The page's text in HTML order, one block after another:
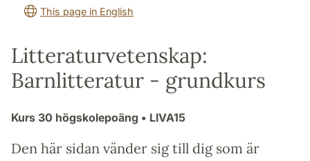
översättning till svenska
This page in English
Litteraturvetenskap:
Barnlitteratur - grundkurs
Kurs 30 högskolepoäng • LIVA15
Den här sidan vänder sig till dig som är